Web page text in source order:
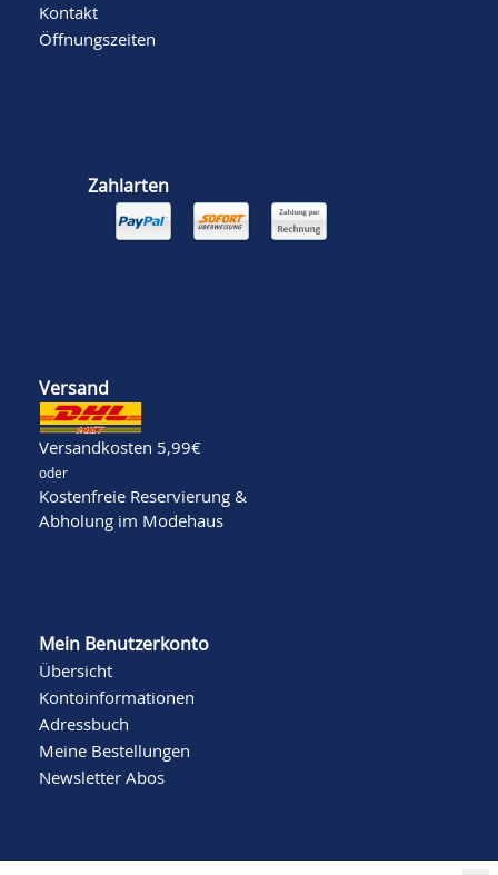
Kontakt
Öffnungszeiten
Zahlarten
Versand
Versandkosten 5,99€
oder
Kostenfreie Reservierung &
Abholung im Modehaus
Mein Benutzerkonto
Übersicht
Kontoinformationen
Adressbuch
Meine Bestellungen
Newsletter Abos